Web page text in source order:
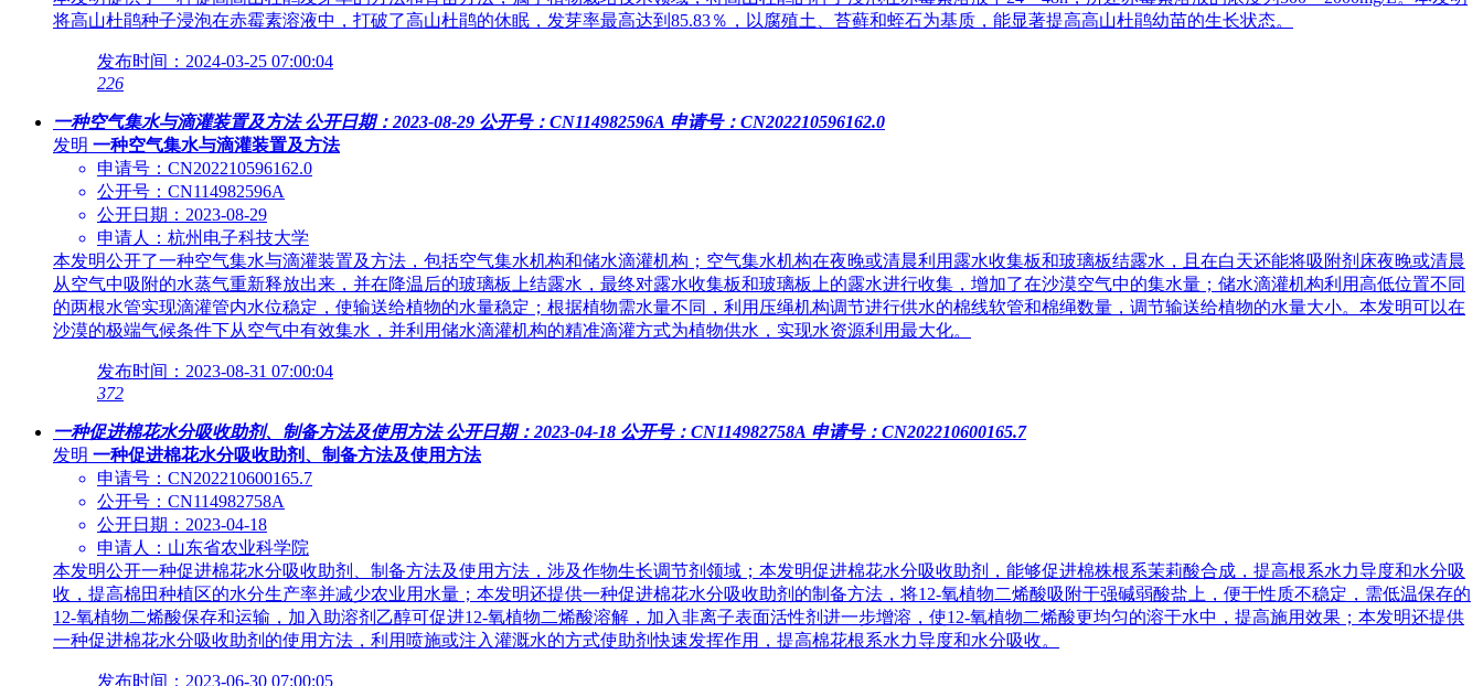
将高山杜鹃种子浸泡在赤霉素溶液中，打破了高山杜鹃的休眠，发芽率最高达到85.83％，以腐殖土、苔藓和蛭石为基质，能显著提高高山杜鹃幼苗的生长状态。
发布时间：2024-03-25 07:00:04
226
一种空气集水与滴灌装置及方法 公开日期：2023-08-29 公开号：CN114982596A 申请号：CN202210596162.0
发明 一种空气集水与滴灌装置及方法
申请号：CN202210596162.0
公开号：CN114982596A
公开日期：2023-08-29
申请人：杭州电子科技大学
本发明公开了一种空气集水与滴灌装置及方法，包括空气集水机构和储水滴灌机构；空气集水机构在夜晚或清晨利用露水收集板和玻璃板结露水，且在白天还能将吸附剂床夜晚或清晨
从空气中吸附的水蒸气重新释放出来，并在降温后的玻璃板上结露水，最终对露水收集板和玻璃板上的露水进行收集，增加了在沙漠空气中的集水量；储水滴灌机构利用高低位置不同
的两根水管实现滴灌管内水位稳定，使输送给植物的水量稳定；根据植物需水量不同，利用压绳机构调节进行供水的棉线软管和棉绳数量，调节输送给植物的水量大小。本发明可以在
沙漠的极端气候条件下从空气中有效集水，并利用储水滴灌机构的精准滴灌方式为植物供水，实现水资源利用最大化。
发布时间：2023-08-31 07:00:04
372
一种促进棉花水分吸收助剂、制备方法及使用方法 公开日期：2023-04-18 公开号：CN114982758A 申请号：CN202210600165.7
发明 一种促进棉花水分吸收助剂、制备方法及使用方法
申请号：CN202210600165.7
公开号：CN114982758A
公开日期：2023-04-18
申请人：山东省农业科学院
本发明公开一种促进棉花水分吸收助剂、制备方法及使用方法，涉及作物生长调节剂领域；本发明促进棉花水分吸收助剂，能够促进棉株根系茉莉酸合成，提高根系水力导度和水分吸
收，提高棉田种植区的水分生产率并减少农业用水量；本发明还提供一种促进棉花水分吸收助剂的制备方法，将12‑氧植物二烯酸吸附于强碱弱酸盐上，便于性质不稳定，需低温保存的
12‑氧植物二烯酸保存和运输，加入助溶剂乙醇可促进12‑氧植物二烯酸溶解，加入非离子表面活性剂进一步增溶，使12‑氧植物二烯酸更均匀的溶于水中，提高施用效果；本发明还提供
一种促进棉花水分吸收助剂的使用方法，利用喷施或注入灌溉水的方式使助剂快速发挥作用，提高棉花根系水力导度和水分吸收。
发布时间：2023-06-30 07:00:05